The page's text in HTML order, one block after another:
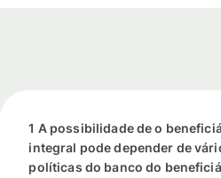
1 A possibilidade de o
integral pode depender de
políticas do banco do